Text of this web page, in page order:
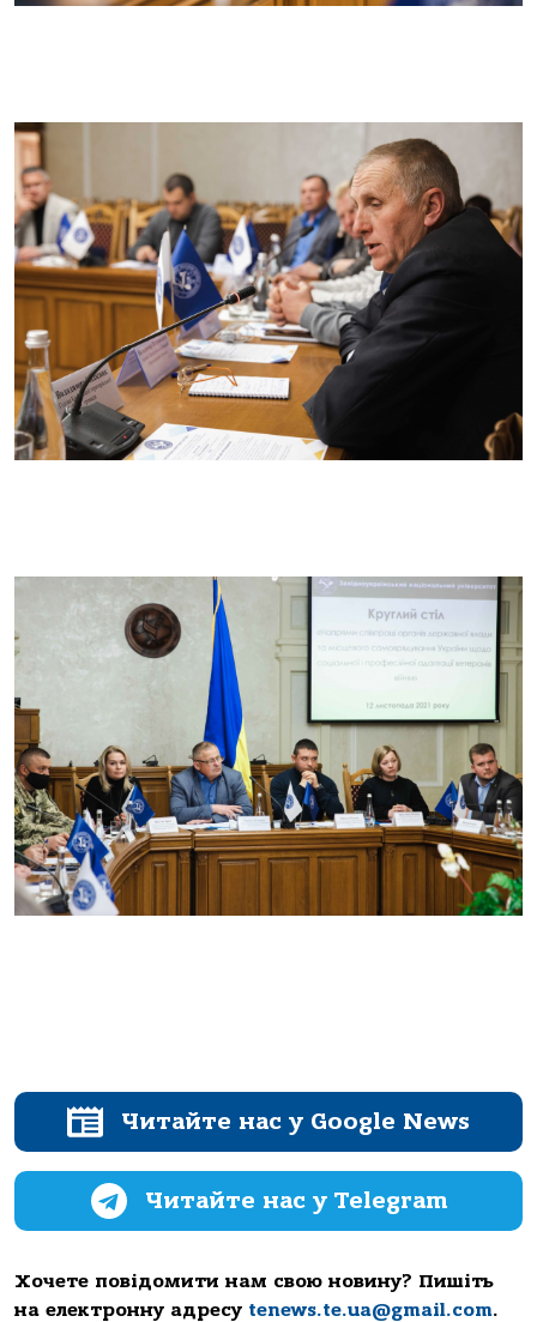
Читайте нас у Google News
Читайте нас у Telegram
Хочете повідомити нам свою новину? Пишіть
на електронну адресу tenews.te.ua@gmail.com.